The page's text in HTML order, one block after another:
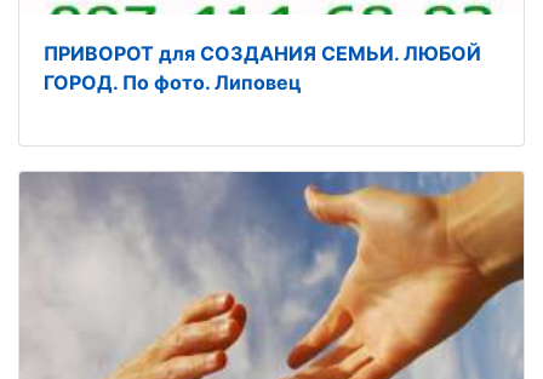
ПРИВОРОТ для СОЗДАНИЯ СЕМЬИ. ЛЮБОЙ
ГОРОД. По фото. Липовец